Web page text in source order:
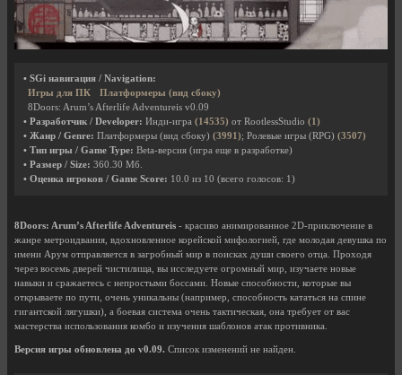
• SGi навигация / Navigation:
Игры для ПК
Платформеры (вид сбоку)
8Doors: Arum’s Afterlife Adventureis v0.09
• Разработчик / Developer: Инди-игра (14535) от RootlessStudio (1)
• Жанр / Genre: Платформеры (вид сбоку) (3991); Ролевые игры (RPG) (3507)
• Тип игры / Game Type: Beta-версия (игра еще в разработке)
• Размер / Size: 360.30 Мб.
• Оценка игроков / Game Score: 10.0 из 10 (всего голосов: 1)
8Doors: Arum’s Afterlife Adventureis - красиво анимированное 2D-приключение в
жанре метроидвания, вдохновленное корейской мифологией, где молодая девушка по
имени Арум отправляется в загробный мир в поисках души своего отца. Проходя
через восемь дверей чистилища, вы исследуете огромный мир, изучаете новые
навыки и сражаетесь с непростыми боссами. Новые способности, которые вы
открываете по пути, очень уникальны (например, способность кататься на спине
гигантской лягушки), а боевая система очень тактическая, она требует от вас
мастерства использования комбо и изучения шаблонов атак противника.
Версия игры обновлена до v0.09. Список изменений не найден.